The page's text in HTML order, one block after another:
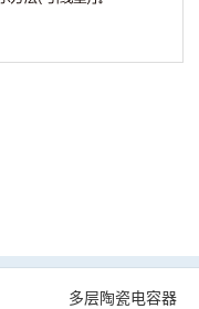
多层陶瓷电容器